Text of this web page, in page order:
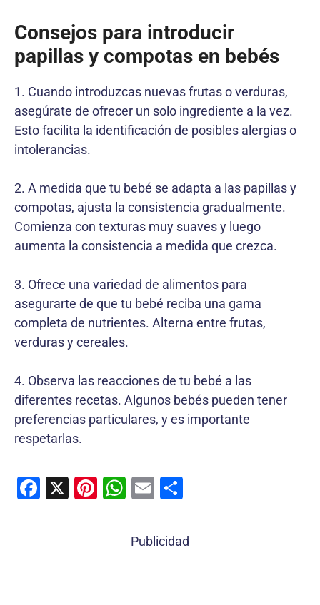
Consejos para introducir
papillas y compotas en bebés
1. Cuando introduzcas nuevas frutas o verduras,
asegúrate de ofrecer un solo ingrediente a la vez.
Esto facilita la identificación de posibles alergias o
intolerancias.
2. A medida que tu bebé se adapta a las papillas y
compotas, ajusta la consistencia gradualmente.
Comienza con texturas muy suaves y luego
aumenta la consistencia a medida que crezca.
3. Ofrece una variedad de alimentos para
asegurarte de que tu bebé reciba una gama
completa de nutrientes. Alterna entre frutas,
verduras y cereales.
4. Observa las reacciones de tu bebé a las
diferentes recetas. Algunos bebés pueden tener
preferencias particulares, y es importante
respetarlas.
F
X
Pi W
at
E
ai m
Publicidad